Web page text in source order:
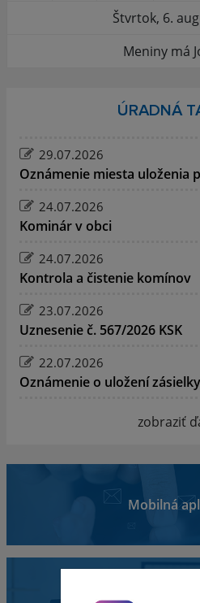
Štvrtok, 6.
Meniny má
ÚRADNÁ
29.07.2026
Oznámenie miesta uloženia
24.07.2026
Kominár v obci
24.07.2026
Kontrola a čistenie komínov
23.07.2026
Uznesenie č. 567/2026 KSK
22.07.2026
Oznámenie o uložení zásielky
zobraziť
Mobilná